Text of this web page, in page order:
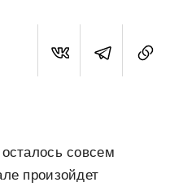
совсем
произойдет